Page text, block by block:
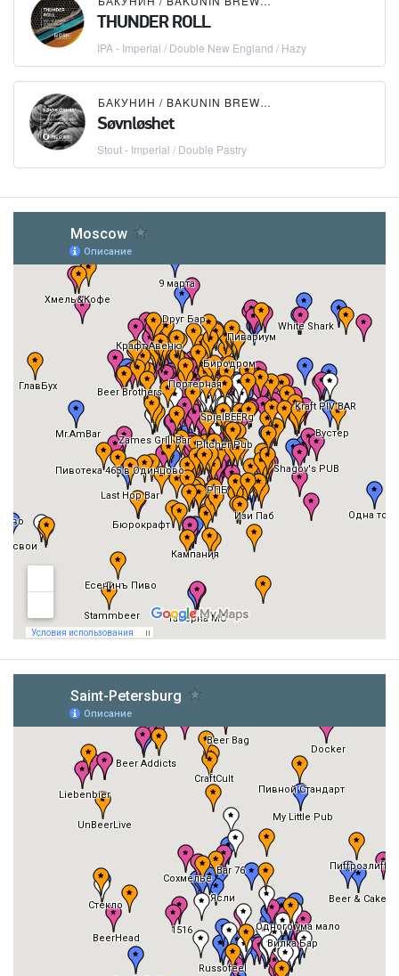
THUNDER ROLL
IPA - Imperial / Double New England / Hazy
БАКУНИН / BAKUNIN BREWING CO.
Søvnløshet
Stout - Imperial / Double Pastry